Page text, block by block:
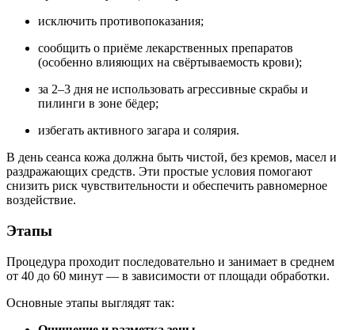
исключить противопоказания;
сообщить о приёме лекарственных препаратов
(особенно влияющих на свёртываемость крови);
за 2–3 дня не использовать агрессивные скрабы и
пилинги в зоне бёдер;
избегать активного загара и солярия.
В день сеанса кожа должна быть чистой, без кремов, масел и
раздражающих средств. Эти простые условия помогают
снизить риск чувствительности и обеспечить равномерное
воздействие.
Этапы
Процедура проходит последовательно и занимает в среднем
от 40 до 60 минут — в зависимости от площади обработки.
Основные этапы выглядят так: